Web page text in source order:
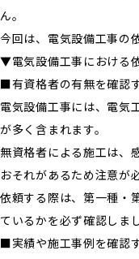
ん。
今回は、電気設備工事の
▼電気設備工事における
■有資格者の有無を確認
電気設備工事には、電気
が多く含まれます。
無資格者による施工は、
おそれがあるため注意が
依頼する際は、第一種・
ているかを必ず確認しま
■実績や施工事例を確認